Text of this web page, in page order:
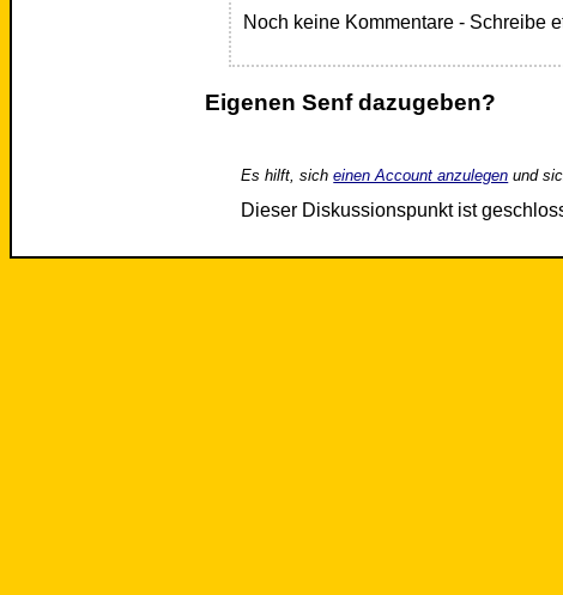
Noch keine Kommentare - Schreibe
Eigenen Senf dazugeben?
Es hilft, sicheinen Account anzulegen und
Dieser Diskussionspunkt ist